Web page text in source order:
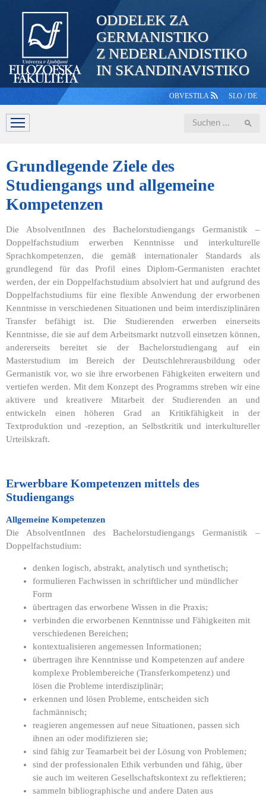
ODDELEK ZA
GERMANISTIKO
Z NEDERLANDISTIKO
IN SKANDINAVISTIKO
OBVESTILA SLO /DE
ABTEILUNG STUDIERENDE
Iskanje
Grundlegende Ziele des
Studiengangs und allgemeine
Kompetenzen
Die AbsolventInnen des Bachelorstudiengangs Germanistik –
Doppelfachstudium erwerben Kenntnisse und interkulturelle
Sprachkompetenzen, die gemäß internationaler Standards als
grundlegend für das Profil eines Diplom-Germanisten erachtet
werden, der ein Doppelfachstudium absolviert hat und aufgrund des
Doppelfachstudiums für eine flexible Anwendung der erworbenen
Kenntnisse in verschiedenen Situationen und beim interdisziplinären
Transfer befähigt ist. Die Studierenden erwerben einerseits
Kenntnisse, die sie auf dem Arbeitsmarkt nutzvoll einsetzen können,
andererseits bereitet sie der Bachelorstudiengang auf ein
Masterstudium im Bereich der Deutschlehrerausbildung oder
Germanistik vor, wo sie ihre erworbenen Fähigkeiten erweitern und
vertiefen werden. Mit dem Konzept des Programms streben wir eine
aktivere und kreativere Mitarbeit der Studierenden an und
entwickeln einen höheren Grad an Kritikfähigkeit in der
Textproduktion und -rezeption, an Selbstkritik und interkultureller
Urteilskraft.
Erwerbbare Kompetenzen mittels des
Studiengangs
Allgemeine Kompetenzen
Die AbsolventInnen des Bachelorstudiengangs Germanistik –
Doppelfachstudium:
denken logisch, abstrakt, analytisch und synthetisch;
formulieren Fachwissen in schriftlicher und mündlicher
Form
übertragen das erworbene Wissen in die Praxis;
verbinden die erworbenen Kenntnisse und Fähigkeiten mit
verschiedenen Bereichen;
kontextualisieren angemessen Informationen;
übertragen ihre Kenntnisse und Kompetenzen auf andere
komplexe Problembereiche (Transferkompetenz) und
lösen die Probleme interdisziplinär;
erkennen und lösen Probleme, entscheiden sich
fachmännisch;
reagieren angemessen auf neue Situationen, passen sich
ihnen an oder modifizieren sie;
sind fähig zur Teamarbeit bei der Lösung von Problemen;
sind der professionalen Ethik verbunden und fähig, über
sie auch im weiteren Gesellschaftskontext zu reflektieren;
sammeln bibliographische und andere Daten aus